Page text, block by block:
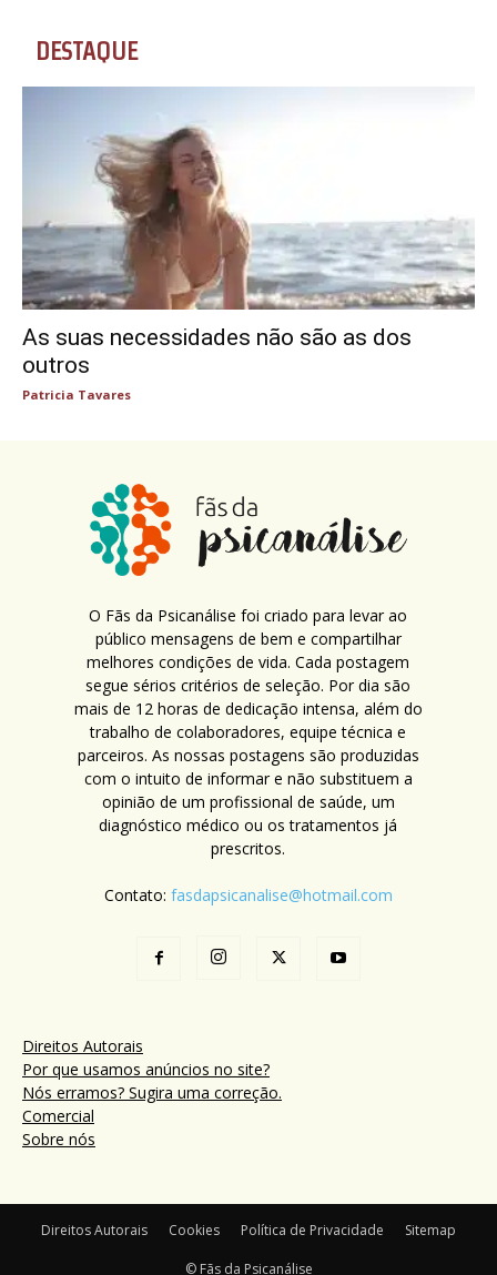
DESTAQUE
As suas necessidades não são as dos
outros
Patricia Tavares
O Fãs da Psicanálise foi criado para levar ao
público mensagens de bem e compartilhar
melhores condições de vida. Cada postagem
segue sérios critérios de seleção. Por dia são
mais de 12 horas de dedicação intensa, além do
trabalho de colaboradores, equipe técnica e
parceiros. As nossas postagens são produzidas
com o intuito de informar e não substituem a
opinião de um profissional de saúde, um
diagnóstico médico ou os tratamentos já
prescritos.
Contato: fasdapsicanalise@hotmail.com
Direitos Autorais
Por que usamos anúncios no site?
Nós erramos? Sugira uma correção.
Comercial
Sobre nós
Direitos Autorais Cookies Política de Privacidade Sitemap
© Fãs da Psicanálise